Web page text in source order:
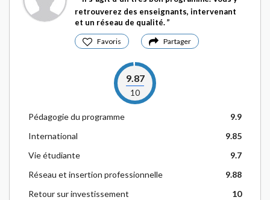
retrouverez des enseignants, intervenant
et un réseau de qualité.
Favoris Partager
9.87
10
Pédagogie du programme
9.9
International
9.85
Vie étudiante
9.7
Réseau et insertion professionnelle
9.88
Retour sur investissement
10